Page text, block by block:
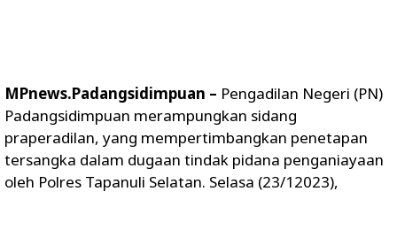
MPnews.Padangsidimpuan – Pengadilan Negeri (PN)
Padangsidimpuan merampungkan sidang
praperadilan, yang mempertimbangkan penetapan
tersangka dalam dugaan tindak pidana penganiayaan
oleh Polres Tapanuli Selatan. Selasa (23/12023),